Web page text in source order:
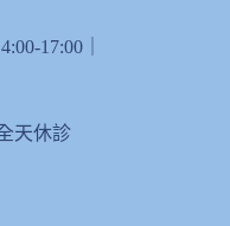
17:00｜
天休診